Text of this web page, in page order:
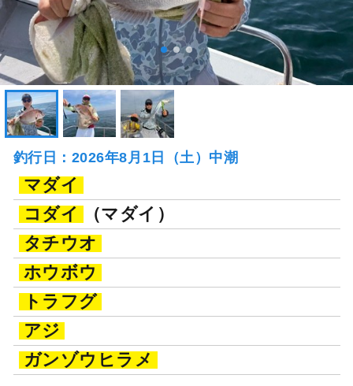
釣行日：2026年8月1日（土）中潮
マダイ
コダイ
（マダイ）
タチウオ
ホウボウ
トラフグ
アジ
ガンゾウヒラメ